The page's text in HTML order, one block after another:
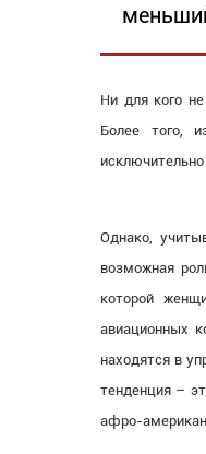
Ни для кого
Более того,
Однако,
возможная
которой
авиационных
находятся в
тенденция –
афро-